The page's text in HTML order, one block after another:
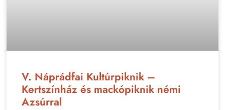
V. Náprádfai Kultúrpiknik –
Kertszínház és mackópiknik némi
Azsúrral